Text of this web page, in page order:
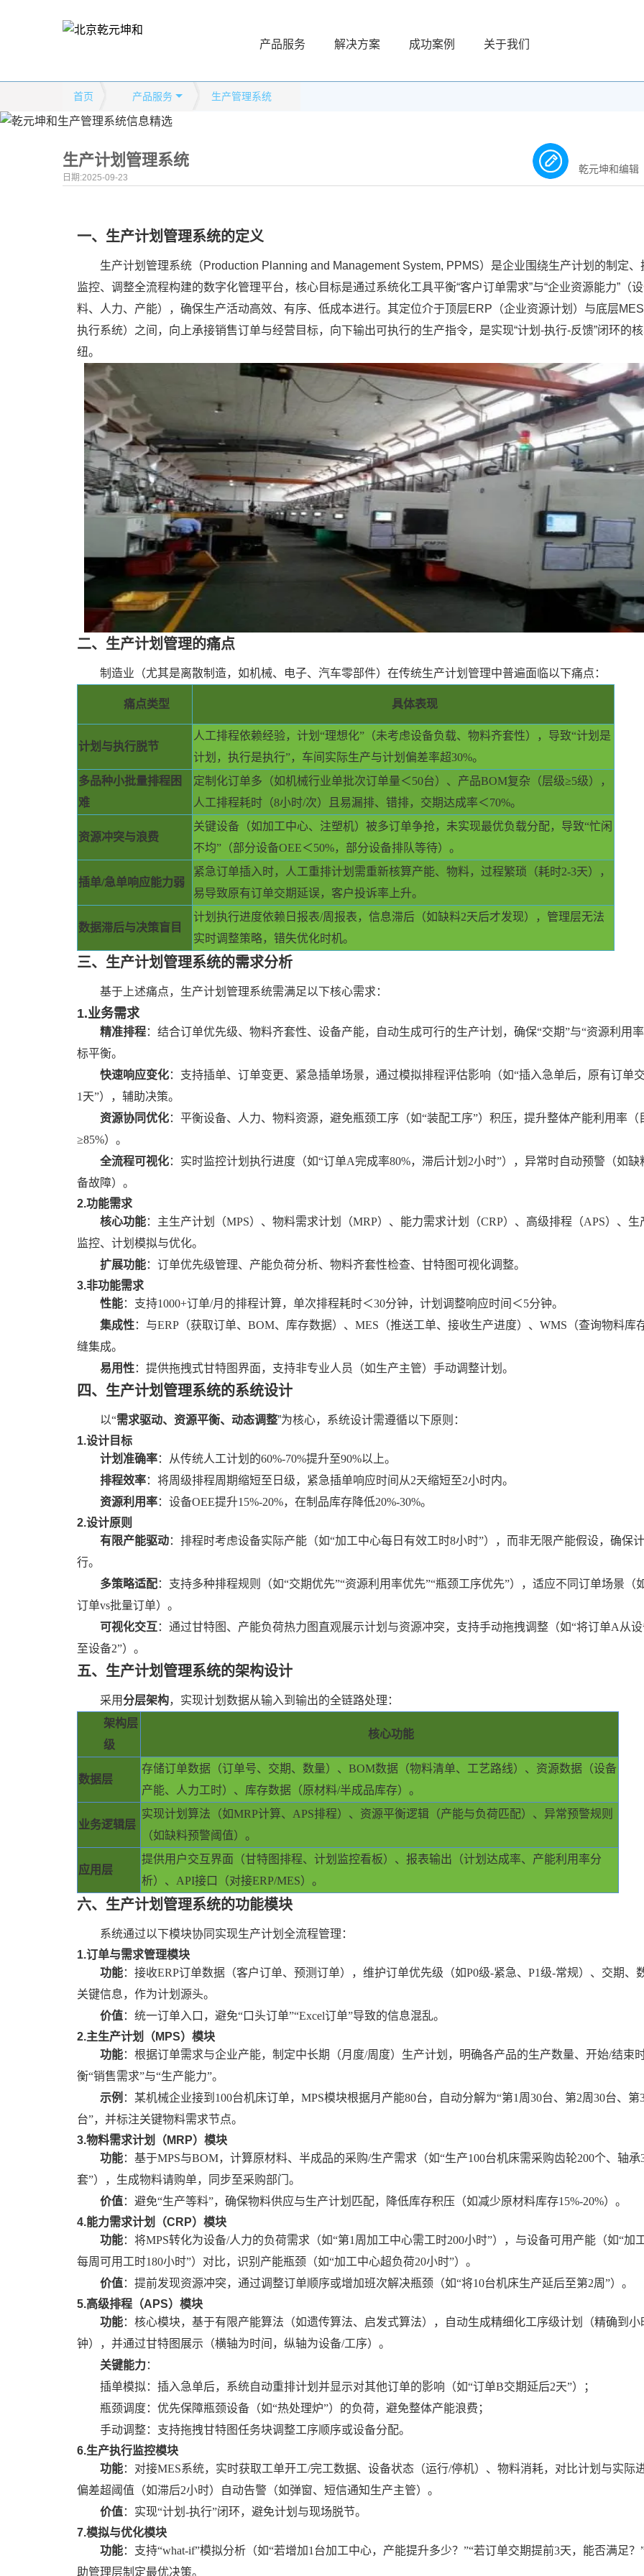
产品服务 解决方案 成功案例 关于我们
首页 产品服务 生产管理系统
生产计划管理系统
日期:2025-09-23
乾元坤和编辑
一、 生产计划管理系统的定义
生产计划管理系统（Production Planning and Management System, PPMS）是企业围绕生产计划的制定、
监控、调整全流程构建的数字化管理平台，核心目标是通过系统化工具平衡“客户订单需求”与“企业资源能力”（
料、人力、产能），确保生产活动高效、有序、低成本进行。其定位介于顶层ERP（企业资源计划）与底层
执行系统）之间，向上承接销售订单与经营目标，向下输出可执行的生产指令，是实现“计划-执行-反馈”闭环的
纽。
二、 生产计划管理的痛点
制造业（尤其是离散制造，如机械、电子、汽车零部件）在传统生产计划管理中普遍面临以下痛点：
痛点类型 具体表现
计划与执行脱节
人工排程依赖经验，计划 “理想化”（未考虑设备负载、物料齐套性），导致“计划是
计划，执行是执行”，车间实际生产与计划偏差率超30%。
多品种小批量排程困
难
定制化订单多（如机械行业单批次订单量＜50台）、产品BOM复杂（层级≥5级），
人工排程耗时（8小时/次）且易漏排、错排，交期达成率＜70%。
资源冲突与浪费
关键设备（如加工中心、注塑机）被多订单争抢，未实现最优负载分配，导致“忙闲
不均”（部分设备OEE＜50%，部分设备排队等待）。
插单/急单响应能力弱
紧急订单插入时，人工重排计划需重新核算产能、物料，过程繁琐（耗时2-3天），
易导致原有订单交期延误，客户投诉率上升。
数据滞后与决策盲目
计划执行进度依赖日报表/周报表，信息滞后（如缺料2天后才发现），管理层无法
实时调整策略，错失优化时机。
三、 生产计划管理系统的需求分析
基于上述痛点，生产计划管理系统需满足以下核心需求：
1.业务需求
精准排程：结合订单优先级、物料齐套性、设备产能，自动生成可行的生产计划，确保“交期”与“资源利用
标平衡。
快速响应变化：支持插单、订单变更、紧急插单场景，通过模拟排程评估影响（如“插入急单后，原有订单
1天”），辅助决策。
资源协同优化：平衡设备、人力、物料资源，避免瓶颈工序（如“装配工序”）积压，提升整体产能利用率（
≥85%）。
全流程可视化：实时监控计划执行进度（如“订单A完成率80%，滞后计划2小时”），异常时自动预警（如缺
备故障）。
2.功能需求
核心功能：主生产计划（MPS）、物料需求计划（MRP）、能力需求计划（CRP）、高级排程（APS）、生
监控、计划模拟与优化。
扩展功能：订单优先级管理、产能负荷分析、物料齐套性检查、甘特图可视化调整。
3.非功能需求
性能：支持1000+订单/月的排程计算，单次排程耗时＜30分钟，计划调整响应时间＜5分钟。
集成性：与ERP（获取订单、BOM、库存数据）、MES（推送工单、接收生产进度）、WMS（查询物料库
缝集成。
易用性：提供拖拽式甘特图界面，支持非专业人员（如生产主管）手动调整计划。
四、 生产计划管理系统的系统设计
以“需求驱动、资源平衡、动态调整”为核心，系统设计需遵循以下原则：
1.设计目标
计划准确率：从传统人工计划的60%-70%提升至90%以上。
排程效率：将周级排程周期缩短至日级，紧急插单响应时间从2天缩短至2小时内。
资源利用率：设备OEE提升15%-20%，在制品库存降低20%-30%。
2.设计原则
有限产能驱动：排程时考虑设备实际产能（如“加工中心每日有效工时8小时”），而非无限产能假设，确保
行。
多策略适配：支持多种排程规则（如“交期优先”“资源利用率优先”“瓶颈工序优先”），适应不同订单场景（
订单vs批量订单）。
可视化交互 ：通过甘特图、产能负荷热力图直观展示计划与资源冲突，支持手动拖拽调整（如“将订单A从
至设备2”）。
五、 生产计划管理系统的架构设计
采用分层架构，实现计划数据从输入到输出的全链路处理：
架构层
级
核心功能
数据层
存储订单数据（订单号、交期、数量）、 BOM数据（物料清单、工艺路线）、资源数据（设备
产能、人力工时）、库存数据（原材料/半成品库存）。
业务逻辑层
实现计划算法（如MRP计算、APS排程）、资源平衡逻辑（产能与负荷匹配）、异常预警规则
（如缺料预警阈值）。
应用层
提供用户交互界面（甘特图排程、计划监控看板）、报表输出（计划达成率、产能利用率分
析）、 API接口（对接ERP/MES）。
六、 生产计划管理系统的功能模块
系统通过以下模块协同实现生产计划全流程管理：
1.订单与需求管理模块
功能：接收ERP订单数据（客户订单、预测订单），维护订单优先级（如P0级-紧急、P1级-常规）、交期、
关键信息，作为计划源头。
价值：统一订单入口，避免“口头订单”“Excel订单”导致的信息混乱。
2.主生产计划（MPS）模块
功能：根据订单需求与企业产能，制定中长期（月度/周度）生产计划，明确各产品的生产数量、开始/结束
衡“销售需求”与“生产能力”。
示例 ：某机械企业接到 100台机床订单，MPS模块根据月产能80台，自动分解为“第1周30台、第2周30台、第
台”，并标注关键物料需求节点。
3.物料需求计划（MRP）模块
功能：基于MPS与BOM，计算原材料、半成品的采购/生产需求（如“生产100台机床需采购齿轮200个、轴承
套”），生成物料请购单，同步至采购部门。
价值：避免“生产等料”，确保物料供应与生产计划匹配，降低库存积压（如减少原材料库存15%-20%）。
4.能力需求计划（CRP）模块
功能：将MPS转化为设备/人力的负荷需求（如“第1周加工中心需工时200小时”），与设备可用产能（如“加
每周可用工时180小时”）对比，识别产能瓶颈（如“加工中心超负荷20小时”）。
价值：提前发现资源冲突，通过调整订单顺序或增加班次解决瓶颈（如“将10台机床生产延后至第2周”）。
5.高级排程（APS）模块
功能：核心模块，基于有限产能算法（如遗传算法、启发式算法），自动生成精细化工序级计划（精确到小
钟），并通过甘特图展示（横轴为时间，纵轴为设备/工序）。
关键能力：
插单模拟：插入急单后，系统自动重排计划并显示对其他订单的影响（如“订单B交期延后2天”）；
瓶颈调度：优先保障瓶颈设备（如“热处理炉”）的负荷，避免整体产能浪费；
手动调整：支持拖拽甘特图任务块调整工序顺序或设备分配。
6.生产执行监控模块
功能：对接MES系统，实时获取工单开工/完工数据、设备状态（运行/停机）、物料消耗，对比计划与实际
偏差超阈值（如滞后2小时）自动告警（如弹窗、短信通知生产主管）。
价值：实现“计划-执行”闭环，避免计划与现场脱节。
7.模拟与优化模块
功能：支持“what-if”模拟分析（如“若增加1台加工中心，产能提升多少？”“若订单交期提前3天，能否满足？
助管理层制定最优决策。